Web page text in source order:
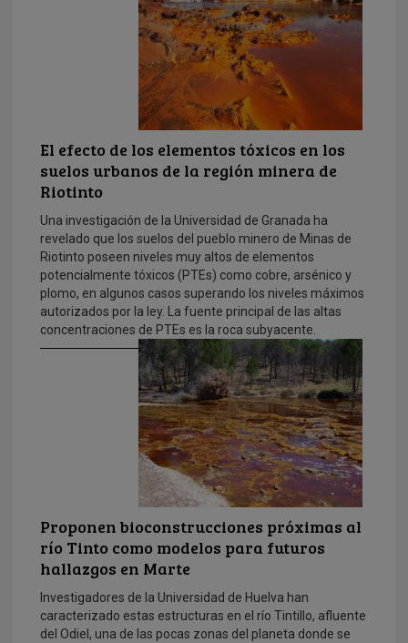
El efecto de los elementos tóxicos en los
suelos urbanos de la región minera de
Riotinto
Una investigación de la Universidad de Granada ha
revelado que los suelos del pueblo minero de Minas de
Riotinto poseen niveles muy altos de elementos
potencialmente tóxicos (PTEs) como cobre, arsénico y
plomo, en algunos casos superando los niveles máximos
autorizados por la ley. La fuente principal de las altas
concentraciones de PTEs es la roca subyacente.
Proponen bioconstrucciones próximas al
río Tinto como modelos para futuros
hallazgos en Marte
Investigadores de la Universidad de Huelva han
caracterizado estas estructuras en el río Tintillo, afluente
del Odiel, una de las pocas zonas del planeta donde se